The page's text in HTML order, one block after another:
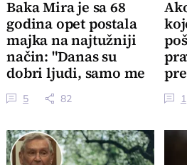
Baka Mira je sa 68
godina opet postala
majka na najtužniji
način: "Danas su
dobri ljudi, samo me
zaboli..."
5 82 1